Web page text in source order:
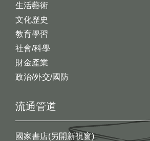
生活藝術
文化歷史
教育學習
社會/科學
財金產業
政治/外交/國防
流通管道
國家書店(另開新視窗)